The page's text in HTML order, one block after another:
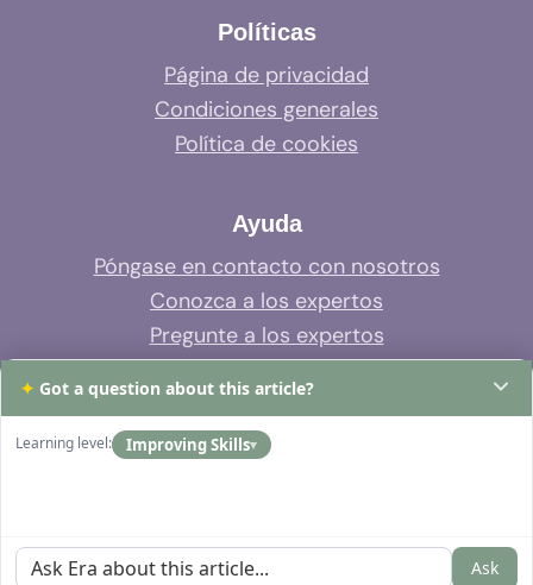
Políticas
Página de privacidad
Condiciones generales
Política de cookies
Ayuda
Póngase en contacto con nosotros
Conozca a los expertos
Pregunte a los expertos
Soporte del sistema
Preguntas frecuentes
✦ Got a question about this article?
Learning level: Improving Skills▾
Ask